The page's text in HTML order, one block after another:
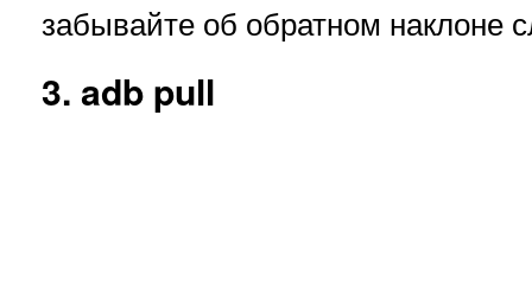
забывайте об обратном наклоне
3. adb pull